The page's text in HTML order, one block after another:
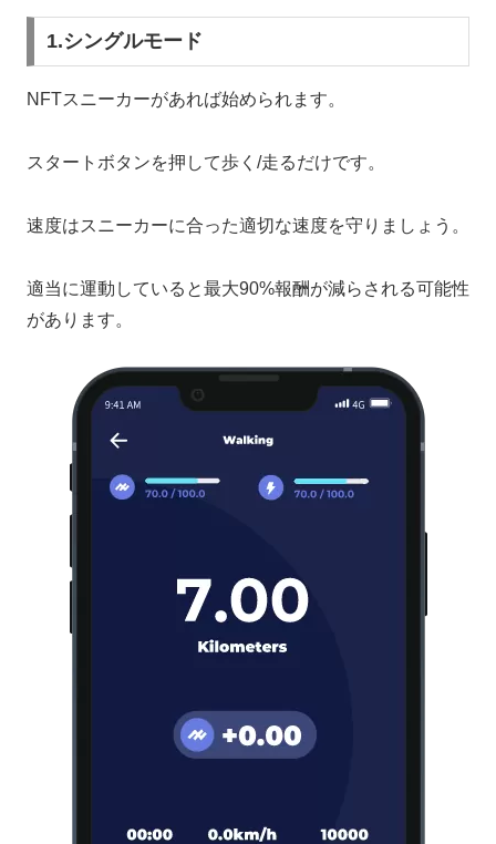
1.シングルモード
NFTスニーカーがあれば始められます。
スタートボタンを押して歩く/走るだけです。
速度はスニーカーに合った適切な速度を守りましょう。
適当に運動していると最大90%報酬が減らされる可能性
があります。